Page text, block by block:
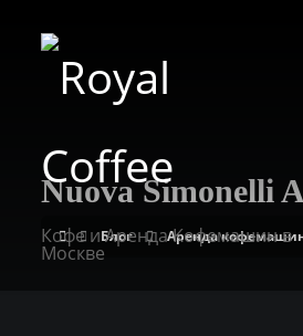
Кофе и Аренда Кофемашин в
Москве
Nuova Simonelli
Блог Аренда